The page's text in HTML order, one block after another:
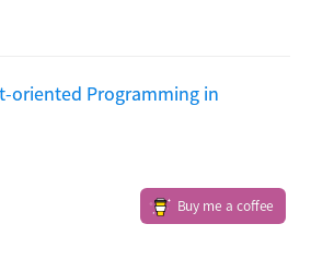
oriented Programming in
Buy me a coffee